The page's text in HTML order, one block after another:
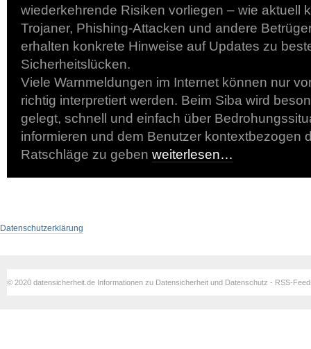
wiederkehrende Risiken vorliegen – wie aktuell
Trojaner, Phishing-Attacken und andere
erhalten konkrete Hinweise auf Updates zu
Sicherheitslücken.
Viele Warnmeldungen im Internet können nur
richtig interpretiert werden. Beim Siba wird
gelegt, schnell und einfach über
informieren und dem Benutzer kontextbezogen
Ratschläge zu geben weiterlesen…
Datenschutzerklärung
© 2020 datensicherheit.de Informationen zu Datensicherheit und Datenschutz - RSS-